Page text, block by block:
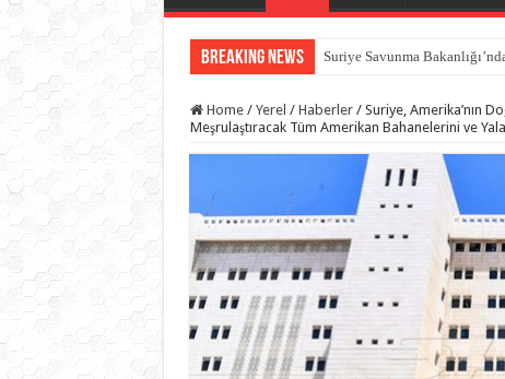
Breaking News Suriye Savunma
Home / Yerel / Haberler / Suriye, Amerika’nın
Meşrulaştıracak Tüm Amerikan Bahanelerini ve